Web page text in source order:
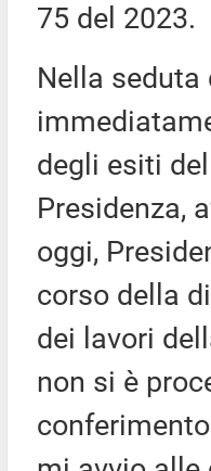
75 del 2023.
Nella
degli esiti
Presidenza,
oggi,
corso della
dei lavori
non si è